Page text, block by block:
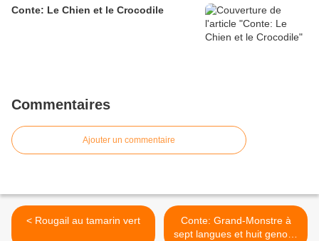
Conte: Le Chien et le Crocodile
Commentaires
Ajouter un commentaire
< Rougail au tamarin vert
Conte: Grand-Monstre à
sept langues et huit genoux